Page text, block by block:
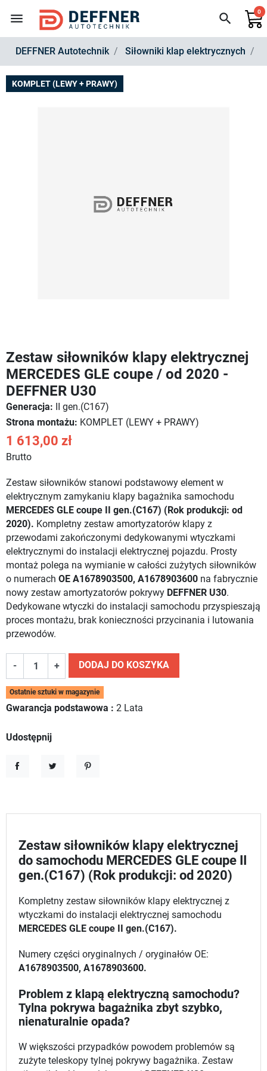
menu search 0
DEFFNER Autotechnik Siłowniki klap elektrycznych
KOMPLET (LEWY + PRAWY)
Zestaw siłowników klapy elektrycznej
MERCEDES GLE coupe / od 2020 -
DEFFNER U30
Generacja: II gen.(C167)
Strona montażu: KOMPLET (LEWY + PRAWY)
1 613,00 zł
Brutto
Zestaw siłowników stanowi podstawowy element w
elektrycznym zamykaniu klapy bagażnika samochodu
MERCEDES GLE coupe II gen.(C167) (Rok produkcji: od
2020). Kompletny zestaw amortyzatorów klapy z
przewodami zakończonymi dedykowanymi wtyczkami
elektrycznymi do instalacji elektrycznej pojazdu. Prosty
montaż polega na wymianie w całości zużytych siłowników
o numerach OE A1678903500, A1678903600 na fabrycznie
nowy zestaw amortyzatorów pokrywy DEFFNER U30.
Dedykowane wtyczki do instalacji samochodu przyspieszają
proces montażu, brak konieczności przycinania i lutowania
przewodów.
- + DODAJ DO KOSZYKA
Ostatnie sztuki w magazynie
Gwarancja podstawowa : 2 Lata
Udostępnij
Zestaw siłowników klapy elektrycznej
do samochodu MERCEDES GLE coupe II
gen.(C167) (Rok produkcji: od 2020)
Kompletny zestaw siłowników klapy elektrycznej z
wtyczkami do instalacji elektrycznej samochodu
MERCEDES GLE coupe II gen.(C167).
Numery części oryginalnych / oryginałów OE:
A1678903500, A1678903600.
Problem z klapą elektryczną samochodu?
Tylna pokrywa bagażnika zbyt szybko,
nienaturalnie opada?
W większości przypadków powodem problemów są
zużyte teleskopy tylnej pokrywy bagażnika. Zestaw